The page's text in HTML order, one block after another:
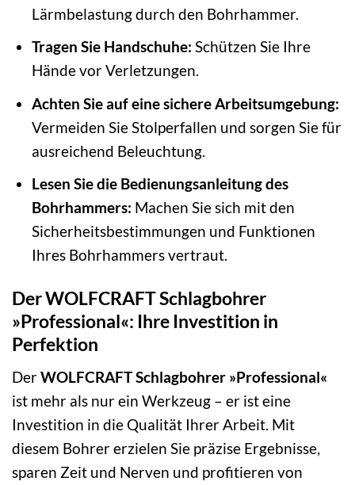
Lärmbelastung durch den Bohrhammer.
Tragen Sie Handschuhe: Schützen Sie Ihre
Hände vor Verletzungen.
Achten Sie auf eine sichere Arbeitsumgebung:
Vermeiden Sie Stolperfallen und sorgen Sie für
ausreichend Beleuchtung.
Lesen Sie die Bedienungsanleitung des
Bohrhammers: Machen Sie sich mit den
Sicherheitsbestimmungen und Funktionen
Ihres Bohrhammers vertraut.
Der WOLFCRAFT Schlagbohrer
»Professional«: Ihre Investition in
Perfektion
DerWOLFCRAFT Schlagbohrer »Professional«
ist mehr als nur ein Werkzeug – er ist eine
Investition in die Qualität Ihrer Arbeit. Mit
diesem Bohrer erzielen Sie präzise Ergebnisse,
sparen Zeit und Nerven und profitieren von